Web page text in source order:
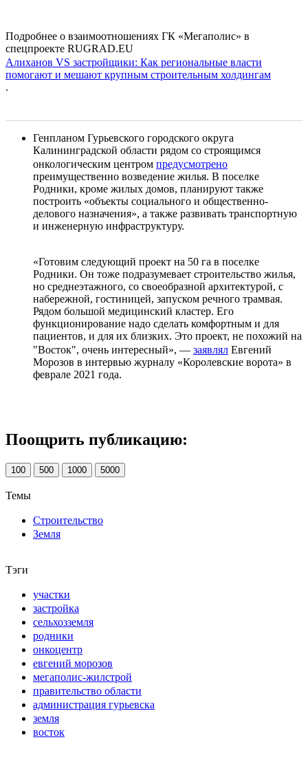
Подробнее о взаимоотношениях ГК «Мегаполис» в
спецпроекте RUGRAD.EU
Алиханов VS застройщики: Как региональные власти
помогают и мешают крупным строительным холдингам
.
Генпланом Гурьевского городского округа
Калининградской области рядом со строящимся
онкологическим центром предусмотрено
преимущественно возведение жилья. В поселке
Родники, кроме жилых домов, планируют также
построить «объекты социального и общественно-
делового назначения», а также развивать транспортную
и инженерную инфраструктуру.
«Готовим следующий проект на 50 га в поселке
Родники. Он тоже подразумевает строительство жилья,
но среднеэтажного, со своеобразной архитектурой, с
набережной, гостиницей, запуском речного трамвая.
Рядом большой медицинский кластер. Его
функционирование надо сделать комфортным и для
пациентов, и для их близких. Это проект, не похожий на
"Восток", очень интересный», — заявлял Евгений
Морозов в интервью журналу «Королевские ворота» в
феврале 2021 года.
Поощрить публикацию:
100 500 1000 5000
Темы
Строительство
Земля
Тэги
участки
застройка
сельхозземля
родники
онкоцентр
евгений морозов
мегаполис-жилстрой
правительство области
администрация гурьевска
земля
восток